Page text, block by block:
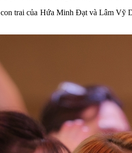
trai của Hứa Minh Đạt và Lâm